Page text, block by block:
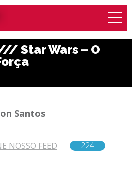
Star Wars – O
Santos
NOSSO FEED 224